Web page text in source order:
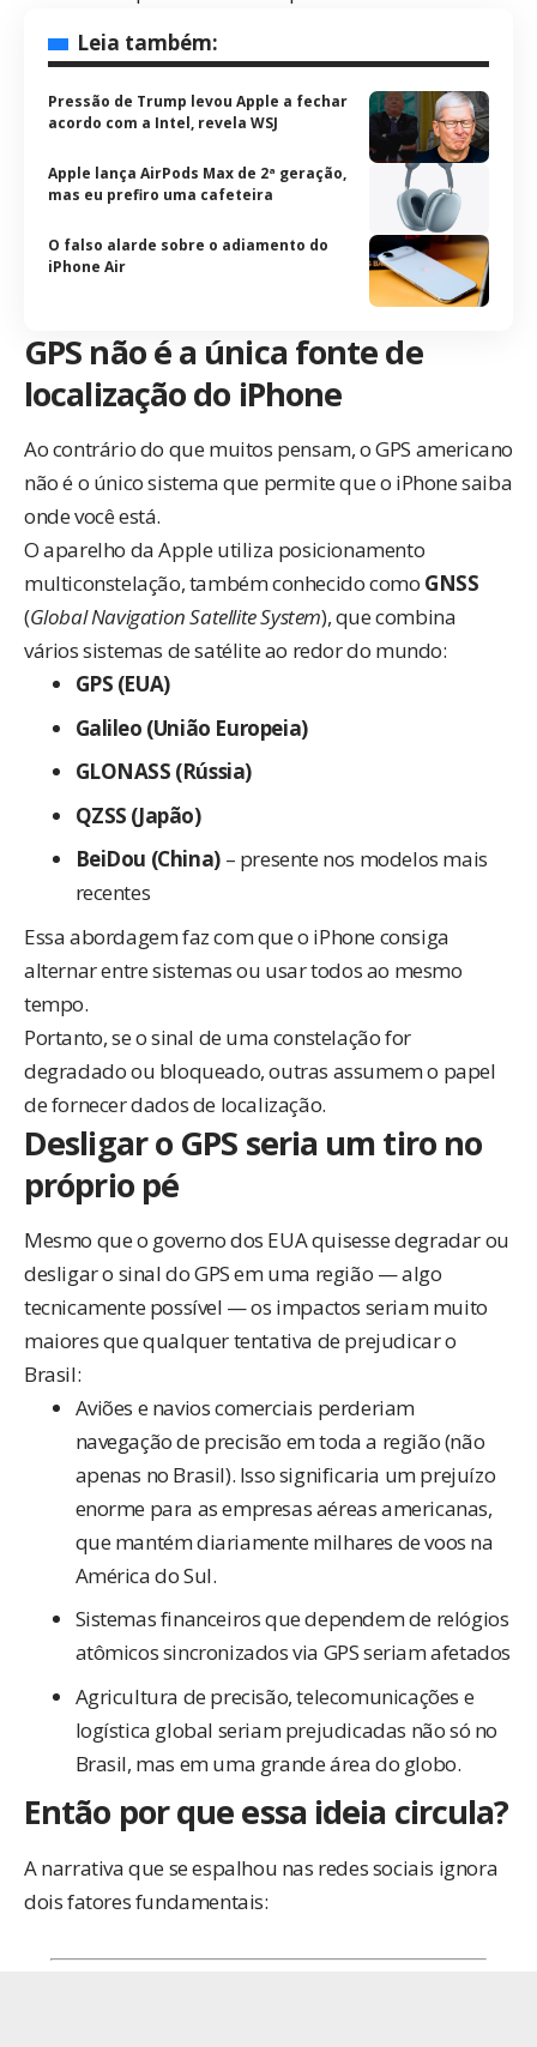
Leia também:
Pressão de Trump levou Apple a fechar
acordo com a Intel, revela WSJ
Apple lança AirPods Max de 2ª geração,
mas eu prefiro uma cafeteira
O falso alarde sobre o adiamento do
iPhone Air
GPS não é a única fonte de
localização do iPhone
Ao contrário do que muitos pensam, o GPS americano
não é o único sistema que permite que o iPhone saiba
onde você está.
O aparelho da Apple utiliza posicionamento
multiconstelação, também conhecido como GNSS
(Global Navigation Satellite System), que combina
vários sistemas de satélite ao redor do mundo:
GPS (EUA)
Galileo (União Europeia)
GLONASS (Rússia)
QZSS (Japão)
BeiDou (China)– presente nos modelos mais
recentes
Essa abordagem faz com que o iPhone consiga
alternar entre sistemas ou usar todos ao mesmo
tempo.
Portanto, se o sinal de uma constelação for
degradado ou bloqueado, outras assumem o papel
de fornecer dados de localização.
Desligar o GPS seria um tiro no
próprio pé
Mesmo que o governo dos EUA quisesse degradar ou
desligar o sinal do GPS em uma região — algo
tecnicamente possível — os impactos seriam muito
maiores que qualquer tentativa de prejudicar o
Brasil:
Aviões e navios comerciais perderiam
navegação de precisão em toda a região (não
apenas no Brasil). Isso significaria um prejuízo
enorme para as empresas aéreas americanas,
que mantém diariamente milhares de voos na
América do Sul.
Sistemas financeiros que dependem de relógios
atômicos sincronizados via GPS seriam afetados
Agricultura de precisão, telecomunicações e
logística global seriam prejudicadas não só no
Brasil, mas em uma grande área do globo.
Então por que essa ideia circula?
A narrativa que se espalhou nas redes sociais ignora
dois fatores fundamentais: